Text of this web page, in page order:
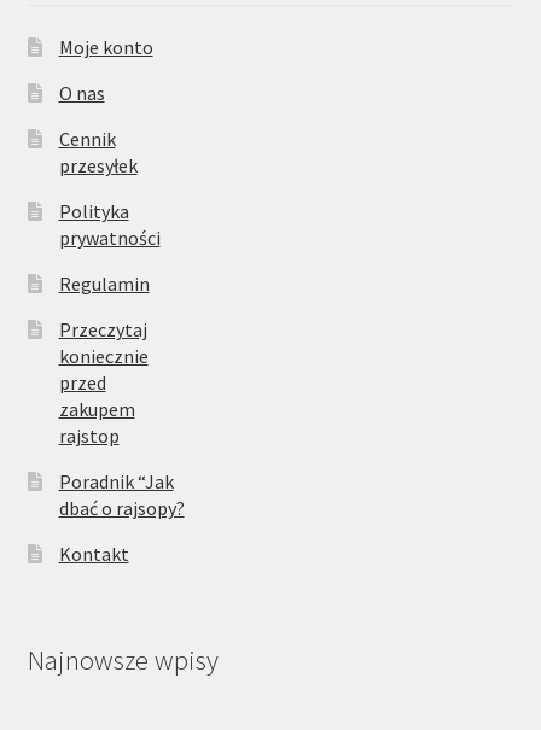
Moje konto
O nas
Cennik
przesyłek
Polityka
prywatności
Regulamin
Przeczytaj
koniecznie
przed
zakupem
rajstop
Poradnik “Jak
dbać o rajsopy?
Kontakt
Najnowsze wpisy